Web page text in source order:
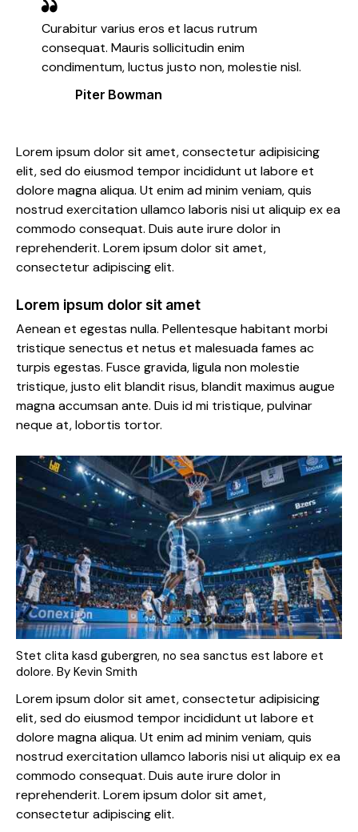
Curabitur varius eros et lacus rutrum
consequat. Mauris sollicitudin enim
condimentum, luctus justo non, molestie nisl.
Piter Bowman
Lorem ipsum dolor sit amet, consectetur adipisicing
elit, sed do eiusmod tempor incididunt ut labore et
dolore magna aliqua. Ut enim ad minim veniam, quis
nostrud exercitation ullamco laboris nisi ut aliquip ex ea
commodo consequat. Duis aute irure dolor in
reprehenderit. Lorem ipsum dolor sit amet,
consectetur adipiscing elit.
Lorem ipsum dolor sit amet
Aenean et egestas nulla. Pellentesque habitant morbi
tristique senectus et netus et malesuada fames ac
turpis egestas. Fusce gravida, ligula non molestie
tristique, justo elit blandit risus, blandit maximus augue
magna accumsan ante. Duis id mi tristique, pulvinar
neque at, lobortis tortor.
Stet clita kasd gubergren, no sea sanctus est labore et
dolore. By Kevin Smith
Lorem ipsum dolor sit amet, consectetur adipisicing
elit, sed do eiusmod tempor incididunt ut labore et
dolore magna aliqua. Ut enim ad minim veniam, quis
nostrud exercitation ullamco laboris nisi ut aliquip ex ea
commodo consequat. Duis aute irure dolor in
reprehenderit. Lorem ipsum dolor sit amet,
consectetur adipiscing elit.